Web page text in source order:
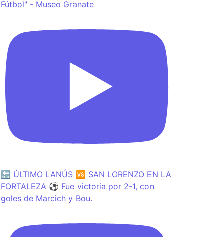
Fútbol" - Museo Granate
🔙 ÚLTIMO LANÚS 🆚 SAN LORENZO EN LA
FORTALEZA ⚽️ Fue victoria por 2-1, con
goles de Marcich y Bou.